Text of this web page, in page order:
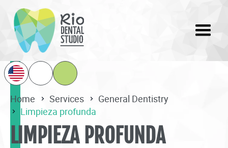
Home Services
General Dentistry
Limpieza profunda
LIMPIEZA PROFUNDA